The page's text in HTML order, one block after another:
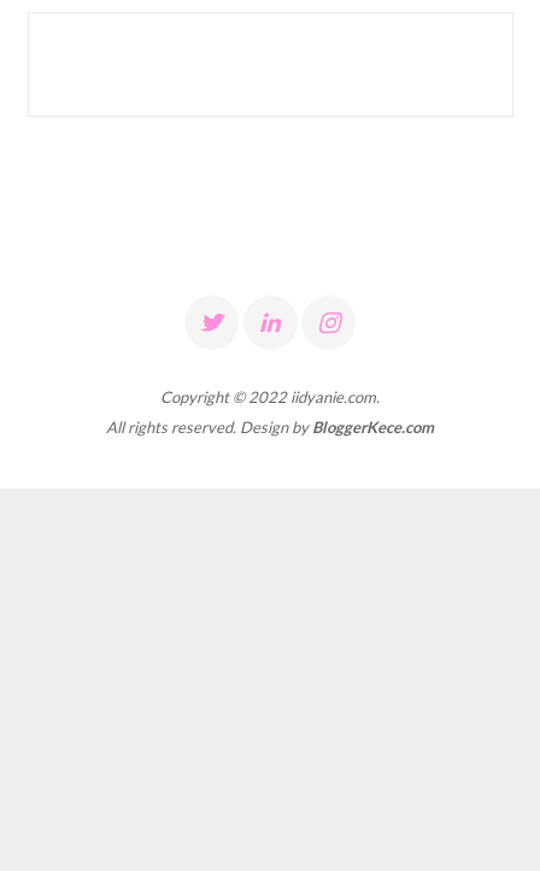
Copyright © 2022 iidyanie.com.
All rights reserved. Design byBloggerKece.com